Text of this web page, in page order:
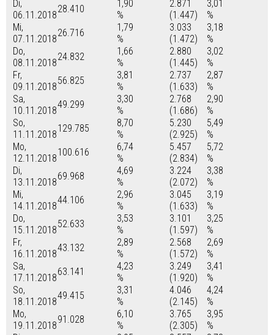
Di,
06.11.2018
28.410
1,90
%
2.871
(1.447)
3,01
%
Mi,
07.11.2018
26.716
1,79
%
3.033
(1.472)
3,18
%
Do,
08.11.2018
24.832
1,66
%
2.880
(1.445)
3,02
%
Fr,
09.11.2018
56.825
3,81
%
2.737
(1.633)
2,87
%
Sa,
10.11.2018
49.299
3,30
%
2.768
(1.686)
2,90
%
So,
11.11.2018
129.785
8,70
%
5.230
(2.925)
5,49
%
Mo,
12.11.2018
100.616
6,74
%
5.457
(2.834)
5,72
%
Di,
13.11.2018
69.968
4,69
%
3.224
(2.072)
3,38
%
Mi,
14.11.2018
44.106
2,96
%
3.045
(1.633)
3,19
%
Do,
15.11.2018
52.633
3,53
%
3.101
(1.597)
3,25
%
Fr,
16.11.2018
43.132
2,89
%
2.568
(1.572)
2,69
%
Sa,
17.11.2018
63.141
4,23
%
3.249
(1.920)
3,41
%
So,
18.11.2018
49.415
3,31
%
4.046
(2.145)
4,24
%
Mo,
19.11.2018
91.028
6,10
%
3.765
(2.305)
3,95
%